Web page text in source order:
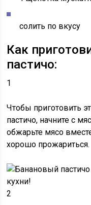
солить по вкусу
Как
пастичо:
1
Чтобы приготовить
пастичо, начните с
обжарьте мясо
хорошо прожариться.
2